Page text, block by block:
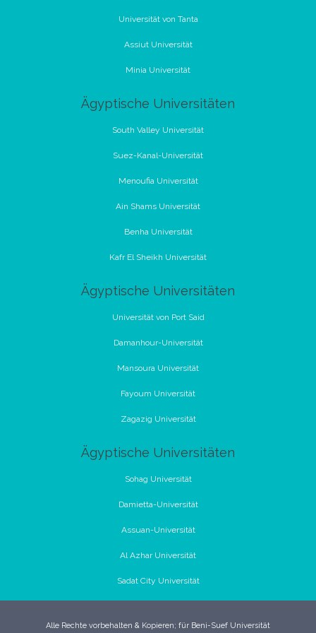
Universität von Tanta
Assiut Universität
Minia Universität
Ägyptische Universitäten
South Valley Universität
Suez-Kanal-Universität
Menoufia Universität
Ain Shams Universität
Benha Universität
Kafr El Sheikh Universität
Ägyptische Universitäten
Universität von Port Said
Damanhour-Universität
Mansoura Universität
Fayoum Universität
Zagazig Universität
Ägyptische Universitäten
Sohag Universität
Damietta-Universität
Assuan-Universität
Al Azhar Universität
Sadat City Universität
Alle Rechte vorbehalten & Kopieren; für Beni-Suef Universität